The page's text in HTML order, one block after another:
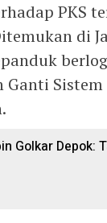
PKS
di
Ganti
Golkar Depok: